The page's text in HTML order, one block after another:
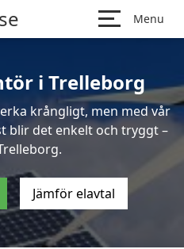
Menu
i Trelleborg
krångligt, men med vår
blir det enkelt och tryggt –
Jämför elavtal